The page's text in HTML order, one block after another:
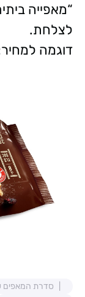
“מאפייה
לצלחת.
דוגמה למחיר: כ־17.90 ₪
סדרת המאפים